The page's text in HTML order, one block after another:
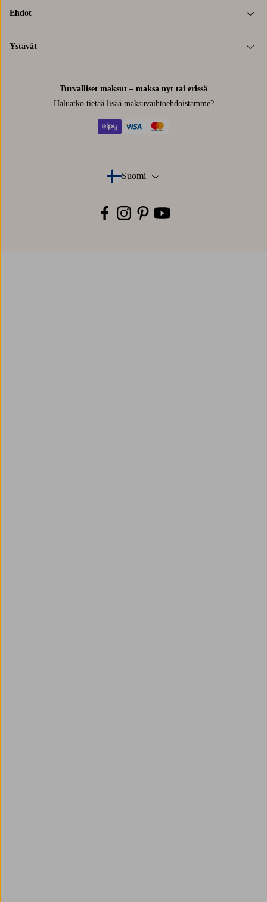
Ehdot
Ystävät
Turvalliset maksut – maksa nyt tai erissä
Haluatko tietää lisää maksuvaihtoehdoistamme?
Suomi
- Valitse maa